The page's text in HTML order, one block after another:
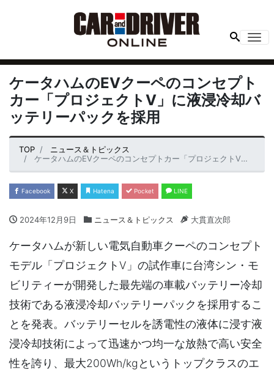
ケータハムのEVクーペのコンセプト
カー「プロジェクトV」に液浸冷却バ
ッテリーパックを採用
TOP
ニュース＆トピックス
ケータハムのEVクーペのコンセプトカー「プロジェクトV」に液浸冷却バッテリーパックを採用
Facebook X Hatena Pocket LINE
2024年12月9日 ニュース＆トピックス 大貫直次郎
ケータハムが新しい電気自動車クーペのコンセプト
モデル「プロジェクトV」の試作車に台湾シン・モ
ビリティーが開発した最先端の車載バッテリー冷却
技術である液浸冷却バッテリーパックを採用するこ
とを発表。バッテリーセルを誘電性の液体に浸す液
浸冷却技術によって迅速かつ均一な放熱で高い安全
性を誇り、最大200Wh/kgというトップクラスのエ